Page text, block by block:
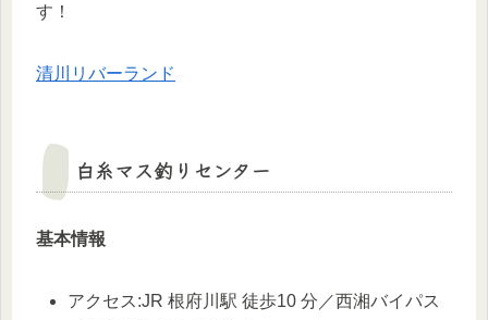
す！
清川リバーランド
白糸マス釣りセンター
基本情報
アクセス:JR 根府川駅 徒歩10 分／西湘バイパス